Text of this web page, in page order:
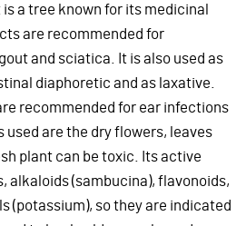
a tree known for its medicinal
are recommended for
and sciatica. It is also used as
diaphoretic and as laxative.
recommended for ear infections
used are the dry flowers, leaves
plant can be toxic. Its active
alkaloids (sambucina), flavonoids,
(potassium), so they are indicated